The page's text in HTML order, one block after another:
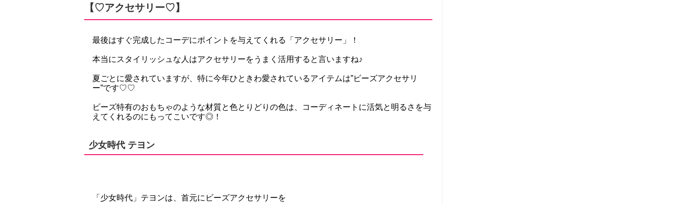
【♡アクセサリー♡】
最後はすぐ完成したコーデにポイントを与えてくれる「アクセサリー」！
本当にスタイリッシュな人はアクセサリーをうまく活用すると言いますね♪
夏ごとに愛されていますが、特に今年ひときわ愛されているアイテムは”ビーズアクセサリ
ー”です♡♡
ビーズ特有のおもちゃのような材質と色とりどりの色は、コーディネートに活気と明るさを与
えてくれるのにもってこいです◎！
少女時代 テヨン
「少女時代」テヨンは、首元にビーズアクセサリーを